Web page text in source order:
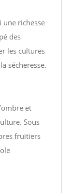
une richesse
des
les cultures
sécheresse.
et
Sous
fruitiers